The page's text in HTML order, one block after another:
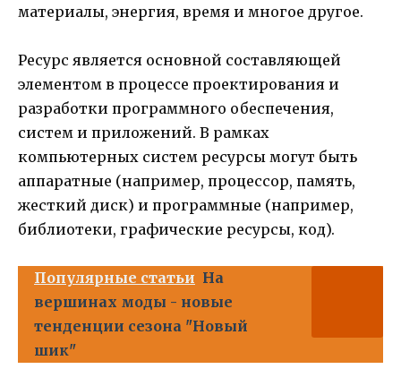
материалы, энергия, время и многое другое.
Ресурс является основной составляющей
элементом в процессе проектирования и
разработки программного обеспечения,
систем и приложений. В рамках
компьютерных систем ресурсы могут быть
аппаратные (например, процессор, память,
жесткий диск) и программные (например,
библиотеки, графические ресурсы, код).
Популярные статьи На
вершинах моды - новые
тенденции сезона "Новый
шик"